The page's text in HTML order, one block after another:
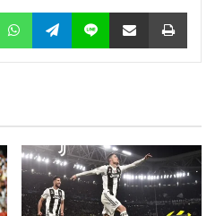
WhatsApp Telegram Line Share via Email